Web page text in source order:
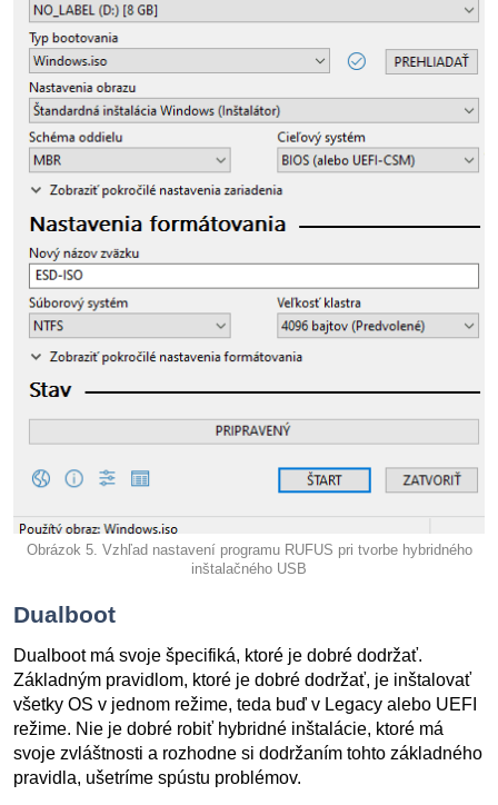
Obrázok 5. Vzhľad nastavení programu RUFUS pri tvorbe hybridného
inštalačného USB
Dualboot
Dualboot má svoje špecifiká, ktoré je dobré dodržať.
Základným pravidlom, ktoré je dobré dodržať, je inštalovať
všetky OS v jednom režime, teda buď v Legacy alebo UEFI
režime. Nie je dobré robiť hybridné inštalácie, ktoré má
svoje zvláštnosti a rozhodne si dodržaním tohto základného
pravidla, ušetríme spústu problémov.